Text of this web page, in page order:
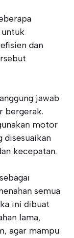
dan
jawab
bergerak.
motor
disesuaikan
kecepatan.
semua
ini dibuat
lama,
agar mampu